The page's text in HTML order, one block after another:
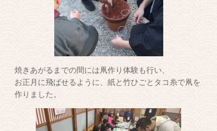
焼きあがるまでの間には凧作り体験も行い、
お正月に飛ばせるように、紙と竹ひごとタコ糸で凧を
作りました。